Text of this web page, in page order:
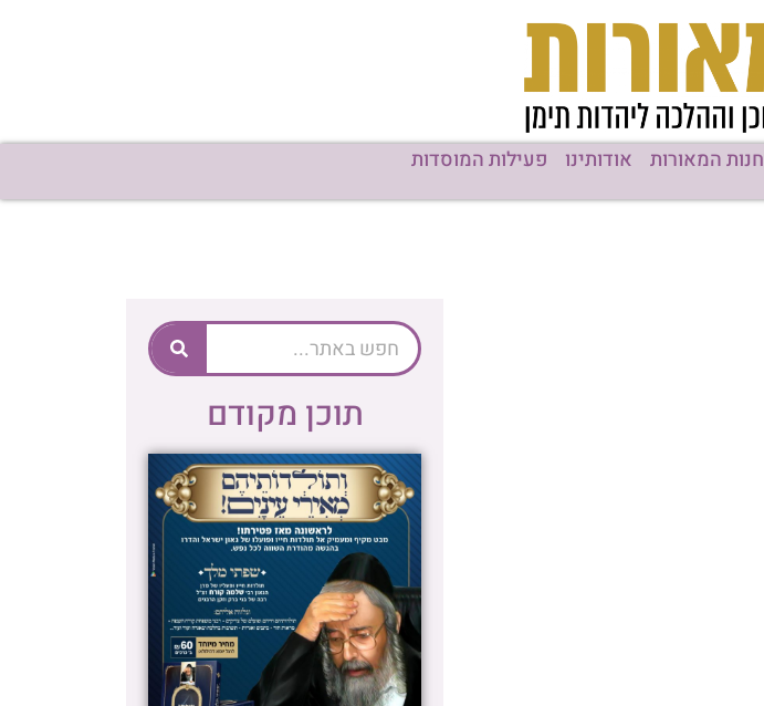
חנות המאורות אודותינו פעילות המוסדות
תוכן מקודם